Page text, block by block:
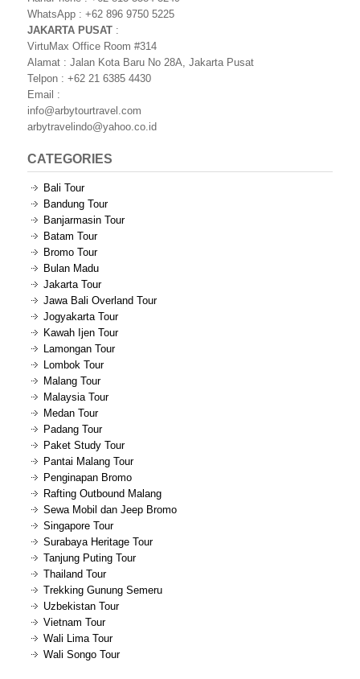
WhatsApp : +62 896 9750 5225
JAKARTA PUSAT :
VirtuMax Office Room #314
Alamat : Jalan Kota Baru No 28A, Jakarta Pusat
Telpon : +62 21 6385 4430
Email :
info@arbytourtravel.com
arbytravelindo@yahoo.co.id
CATEGORIES
Bali Tour
Bandung Tour
Banjarmasin Tour
Batam Tour
Bromo Tour
Bulan Madu
Jakarta Tour
Jawa Bali Overland Tour
Jogyakarta Tour
Kawah Ijen Tour
Lamongan Tour
Lombok Tour
Malang Tour
Malaysia Tour
Medan Tour
Padang Tour
Paket Study Tour
Pantai Malang Tour
Penginapan Bromo
Rafting Outbound Malang
Sewa Mobil dan Jeep Bromo
Singapore Tour
Surabaya Heritage Tour
Tanjung Puting Tour
Thailand Tour
Trekking Gunung Semeru
Uzbekistan Tour
Vietnam Tour
Wali Lima Tour
Wali Songo Tour